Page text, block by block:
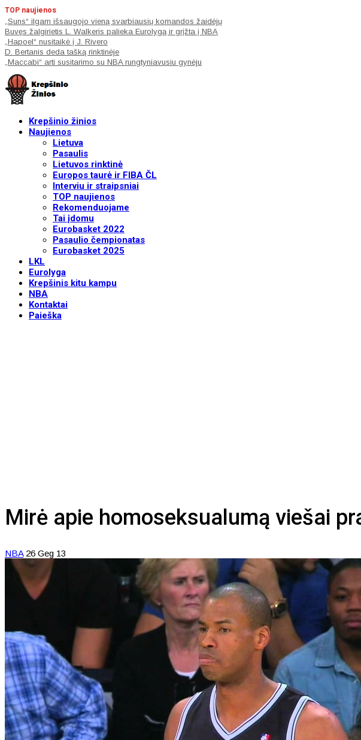
TOP naujienos
„Suns“ ilgam išsaugojo vieną svarbiausių komandos žaidėjų
Buvęs žalgirietis L. Walkeris palieka Eurolygą ir grįžta į NBA
„Hapoel“ nusitaikė į J. Rivero
D. Bertanis deda tašką rinktinėje
„Maccabi“ arti susitarimo su NBA rungtyniavusiu gynėju
Krepšinio žinios
Naujienos
Lietuva
Pasaulis
Lietuvos rinktinė
Europos taurė ir FIBA ČL
Interviu ir straipsniai
TOP naujienos
Rekomenduojame
Tai įdomu
Eurobasket 2022
Pasaulio čempionatas
Eurobasket 2025
LKL
Eurolyga
Krepšinis kitu kampu
NBA
Kontaktai
Paieška
Mirė apie homoseksualumą viešai
NBA 26 Geg 13